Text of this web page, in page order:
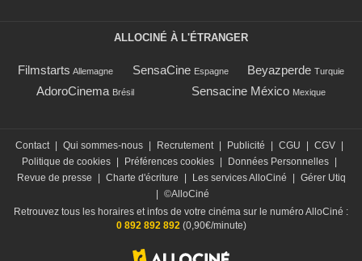
ALLOCINÉ À L'ÉTRANGER
Filmstarts Allemagne SensaCine Espagne Beyazperde Turquie
AdoroCinema Brésil Sensacine México Mexique
Contact Qui sommes-nous Recrutement Publicité CGU CGV
Politique de cookies
Préférences cookies Données Personnelles
Revue de presse
Charte d'écriture Les services AlloCiné
Gérer Utiq
©AlloCiné
Retrouvez tous les horaires et infos de votre cinéma sur le numéro AlloCiné :
0 892 892 892(0,90€/minute)